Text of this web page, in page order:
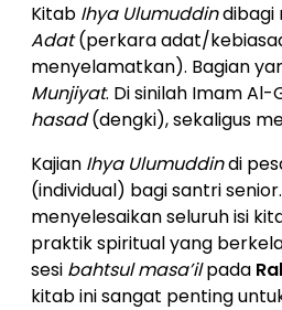
Kitab Ihya Ulumuddindibagi
Adat(perkara adat/
menyelamatkan). Bagian
Munjiyat. Di sinilah Imam
hasad(dengki), sekaligus
Kajian Ihya Ulumuddindi
(individual) bagi santri
menyelesaikan seluruh isi
praktik spiritual yang
sesi bahtsul masa’ilpada
kitab ini sangat penting